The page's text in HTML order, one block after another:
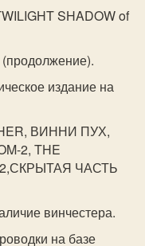
SHADOW of
издание на
ВИННИ ПУХ,
2, THE
ЧАСТЬ
винчестера.
на базе